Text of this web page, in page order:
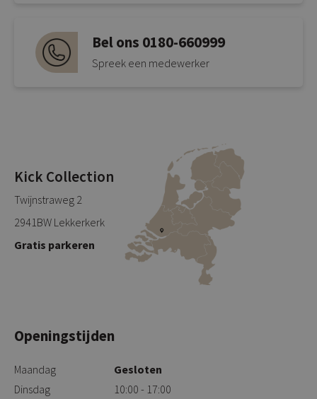
Bel ons 0180-660999
Spreek een medewerker
Kick Collection
Twijnstraweg 2
2941BW Lekkerkerk
Gratis parkeren
Openingstijden
Maandag
Gesloten
Dinsdag
10:00 - 17:00